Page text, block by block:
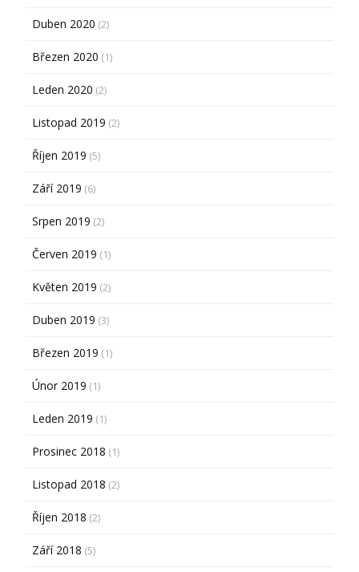
Duben 2020 (2)
Březen 2020 (1)
Leden 2020 (2)
Listopad 2019 (2)
Říjen 2019 (5)
Září 2019 (6)
Srpen 2019 (2)
Červen 2019 (1)
Květen 2019 (2)
Duben 2019 (3)
Březen 2019 (1)
Únor 2019 (1)
Leden 2019 (1)
Prosinec 2018 (1)
Listopad 2018 (2)
Říjen 2018 (2)
Září 2018 (5)